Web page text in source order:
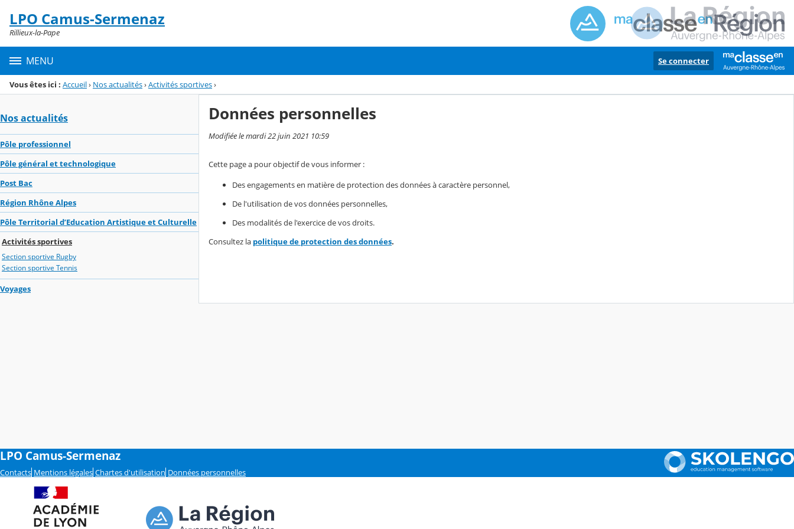
Menu de la rubrique
Contenu
LPO Camus-Sermenaz
Rillieux-la-Pape
MENU Se connecter
Vous êtes ici : Accueil› Nos actualités›Activités sportives›
Nos actualités
Pôle professionnel
Pôle général et technologique
Post Bac
Région Rhône Alpes
Pôle Territorial d’Education Artistique et Culturelle
Activités sportives
Section sportive Rugby
Section sportive Tennis
Voyages
Données personnelles
Modifiée le mardi 22 juin 2021 10:59
Cette page a pour objectif de vous informer :
Des engagements en matière de protection des données à caractère personnel,
De l'utilisation de vos données personnelles,
Des modalités de l'exercice de vos droits.
Consultez la politique de protection des données.
LPO Camus-Sermenaz
Contacts Mentions légales Chartes d'utilisation Données personnelles